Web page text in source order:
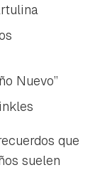
Nuevo”
que
suelen